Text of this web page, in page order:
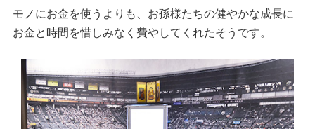
モノにお金を使うよりも、お孫様たちの健やかな成長に
お金と時間を惜しみなく費やしてくれたそうです。